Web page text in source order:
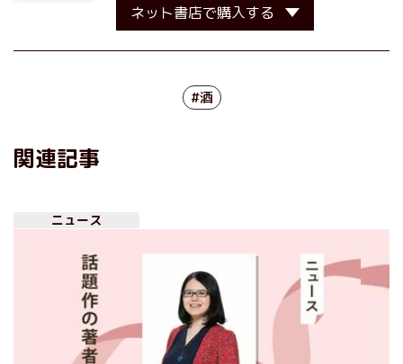
ネット書店で購入する
#酒
関連記事
ニュース